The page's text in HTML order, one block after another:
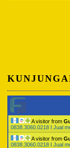
A visitor from
0838.3060.0218 I Jual
A visitor from
0838.3060.0218 I Jual